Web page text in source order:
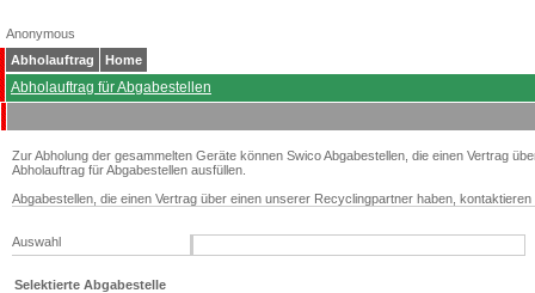
Anonymous
Abholauftrag
Home
Abholauftrag für Abgabestellen
Zur Abholung der gesammelten Geräte können Swico Abgabestellen, die einen Vertrag
Abholauftrag für Abgabestellen ausfüllen.
Abgabestellen, die einen Vertrag über einen unserer Recyclingpartner haben, kontaktieren
Auswahl
Selektierte Abgabestelle